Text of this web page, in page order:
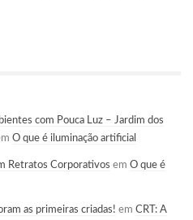
com Pouca Luz – Jardim dos
O que é iluminação artificial
Retratos Corporativos em O que é
as primeiras criadas! em CRT: A